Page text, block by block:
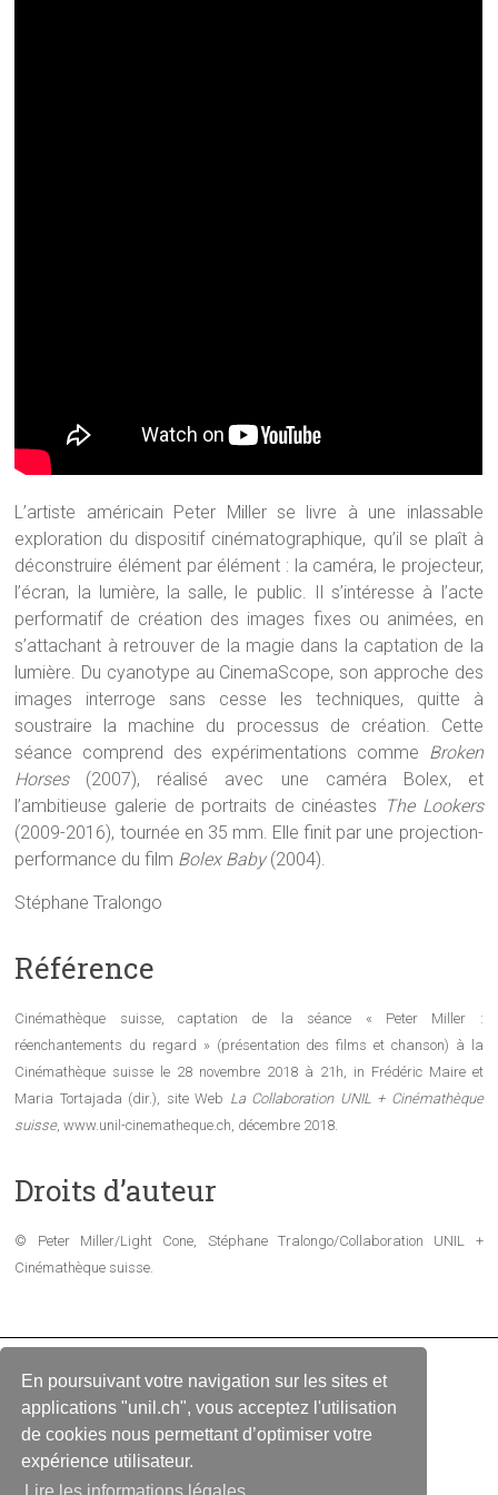
En poursuivant votre navigation sur les sites et
applications "unil.ch", vous acceptez l'utilisation
de cookies nous permettant d’optimiser votre
expérience utilisateur.
L’artiste américain Peter Miller se livre à une inlassable
exploration du dispositif cinématographique, qu’il se plaît à
déconstruire élément par élément : la caméra, le projecteur,
l’écran, la lumière, la salle, le public. Il s’intéresse à l’acte
performatif de création des images fixes ou animées, en
s’attachant à retrouver de la magie dans la captation de la
lumière. Du cyanotype au CinemaScope, son approche des
images interroge sans cesse les techniques, quitte à
soustraire la machine du processus de création. Cette
séance comprend des expérimentations comme Broken
Horses(2007), réalisé avec une caméra Bolex, et
l’ambitieuse galerie de portraits de cinéastes The Lookers
(2009-2016), tournée en 35 mm. Elle finit par une projection-
performance du film Bolex Baby(2004).
Stéphane Tralongo
Référence
Cinémathèque suisse, captation de la séance « Peter Miller :
réenchantements du regard » (présentation des films et chanson) à la
Cinémathèque suisse le 28 novembre 2018 à 21h, in Frédéric Maire et
Maria Tortajada (dir.), site Web La Collaboration UNIL + Cinémathèque
suisse, www.unil-cinematheque.ch, décembre 2018.
Droits d’auteur
© Peter Miller/Light Cone, Stéphane Tralongo/Collaboration UNIL +
Cinémathèque suisse.
Copyright © 2026
La Collaboration UNIL + Cinémathèque suisse
ACCUEIL LIENS CONTACT